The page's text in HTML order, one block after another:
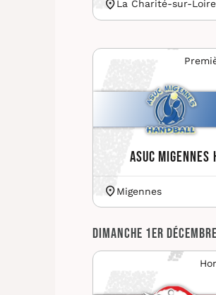
La Charité-sur-Loire
ASUC Migennes
Migennes
Dimanche 1er décembre